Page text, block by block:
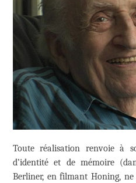
Toute réalisation renvoie à
d’identité et de mémoire
Berliner, en filmant Honing, ne